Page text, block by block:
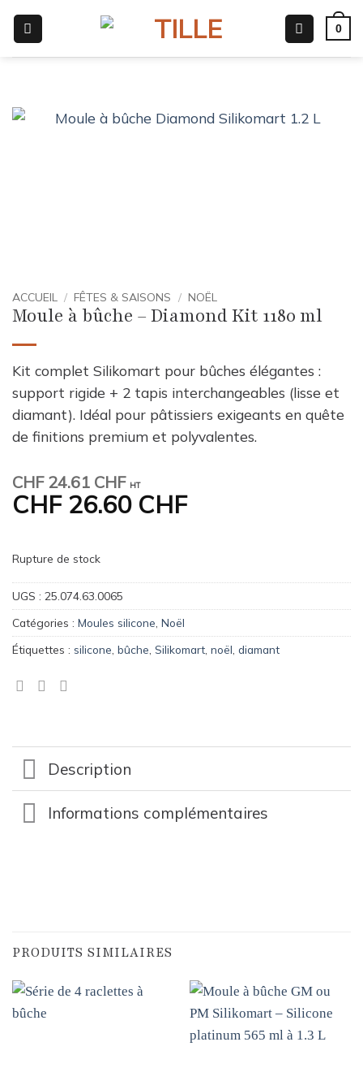
contenu
0
ACCUEIL / FÊTES & SAISONS / NOËL
Moule à bûche – Diamond Kit 1180 ml
Kit complet Silikomart pour bûches élégantes :
support rigide + 2 tapis interchangeables (lisse et
diamant). Idéal pour pâtissiers exigeants en quête
de finitions premium et polyvalentes.
CHF24.61 CHF HT
CHF26.60 CHF
Rupture de stock
UGS : 25.074.63.0065
Catégories : Moules silicone Noël
Étiquettes : silicone bûche Silikomart noël diamant
Description
Informations complémentaires
PRODUITS SIMILAIRES